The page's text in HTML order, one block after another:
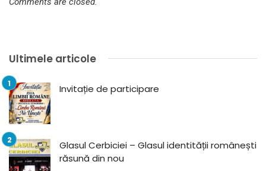
Ultimele articole
Invitație de participare
Glasul Cerbiciei – Glasul identității românești
răsună din nou